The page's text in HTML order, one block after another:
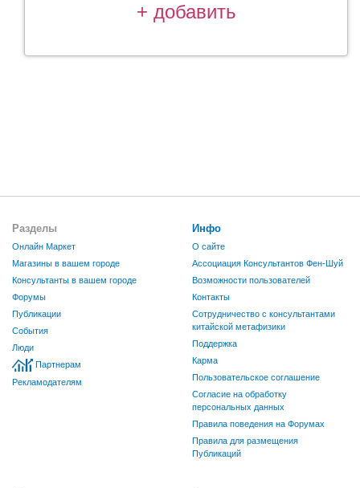
+ добавить
Разделы
Онлайн Маркет
Магазины в вашем городе
Консультанты в вашем городе
Форумы
Публикации
События
Люди
Партнерам
Рекламодателям
Инфо
О сайте
Ассоциация Консультантов Фен-Шуй
Возможности пользователей
Контакты
Сотрудничество с консультантами
китайской метафизики
Поддержка
Карма
Пользовательское соглашение
Согласие на обработку
персональных данных
Правила поведения на Форумах
Правила для размещения
Публикаций